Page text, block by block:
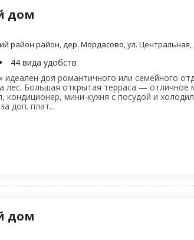
дом
район район, дер. Мордасово, ул. Центральная,
44 вида удобств
доя романтичного или семейного
лес. Большая открытая терраса —
кондиционер, мини-кухня с посудой и
доп. плат...
дом